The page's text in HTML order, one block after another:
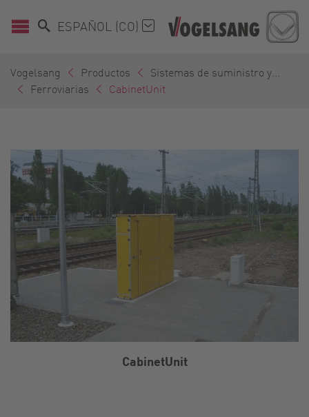
ESPAÑOL (CO)
Vogelsang Productos
Sistemas de suministro y...
Ferroviarias
CabinetUnit
CabinetUnit